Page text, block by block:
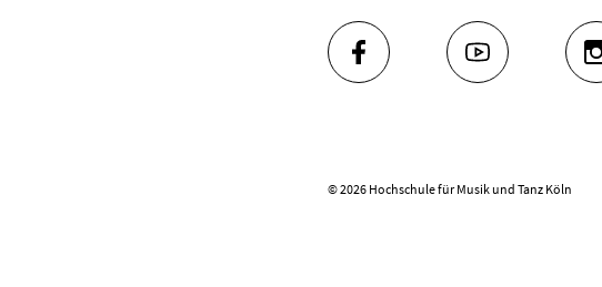
FACEBOOK YOUTUBE
© 2026 Hochschule für Musik und Tanz Köln